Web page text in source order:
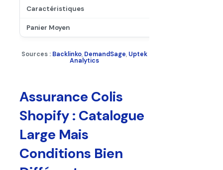
Sources : Backlinko, DemandSage, Uptek
Analytics
Assurance Colis
Shopify : Catalogue
Large Mais
Conditions Bien